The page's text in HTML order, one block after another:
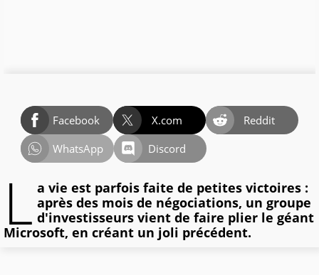
Facebook X.com
Reddit
WhatsApp
Discord
L a vie est parfois faite de petites victoires :
après des mois de négociations, un groupe
d'investisseurs vient de faire plier le géant
Microsoft, en créant un joli précédent.